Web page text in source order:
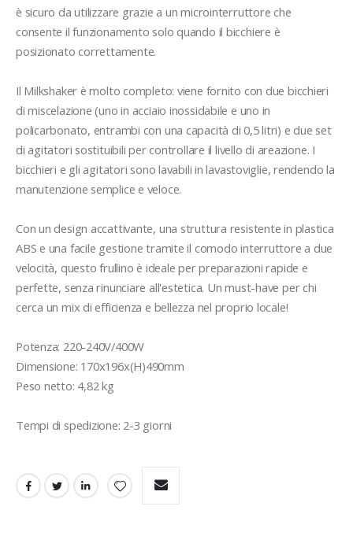
è sicuro da utilizzare grazie a un microinterruttore che
consente il funzionamento solo quando il bicchiere è
posizionato correttamente.
Il Milkshaker è molto completo: viene fornito con due bicchieri
di miscelazione (uno in acciaio inossidabile e uno in
policarbonato, entrambi con una capacità di 0,5 litri) e due set
di agitatori sostituibili per controllare il livello di areazione. I
bicchieri e gli agitatori sono lavabili in lavastoviglie, rendendo la
manutenzione semplice e veloce.
Con un design accattivante, una struttura resistente in plastica
ABS e una facile gestione tramite il comodo interruttore a due
velocità, questo frullino è ideale per preparazioni rapide e
perfette, senza rinunciare all'estetica. Un must-have per chi
cerca un mix di efficienza e bellezza nel proprio locale!
Potenza: 220-240V/400W
Dimensione: 170x196x(H)490mm
Peso netto: 4,82 kg
Tempi di spedizione: 2-3 giorni